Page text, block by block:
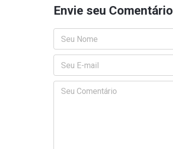
Envie seu Comentário